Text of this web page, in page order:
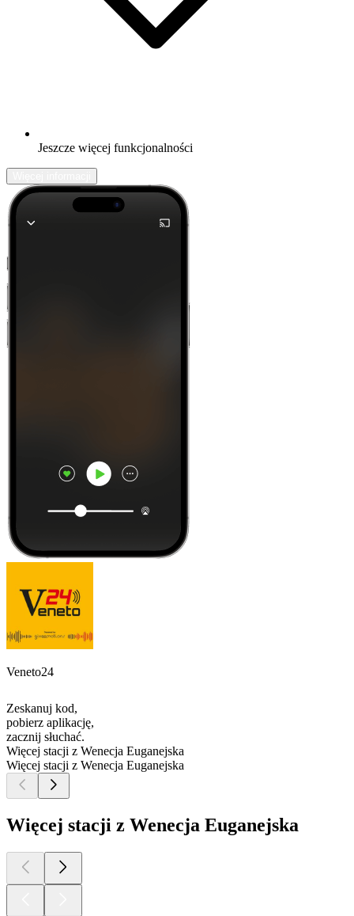
Jeszcze więcej funkcjonalności
Veneto24
Zeskanuj kod,
pobierz aplikację,
zacznij słuchać.
Więcej stacji z Wenecja Euganejska
Więcej stacji z Wenecja Euganejska
Więcej stacji z Wenecja Euganejska